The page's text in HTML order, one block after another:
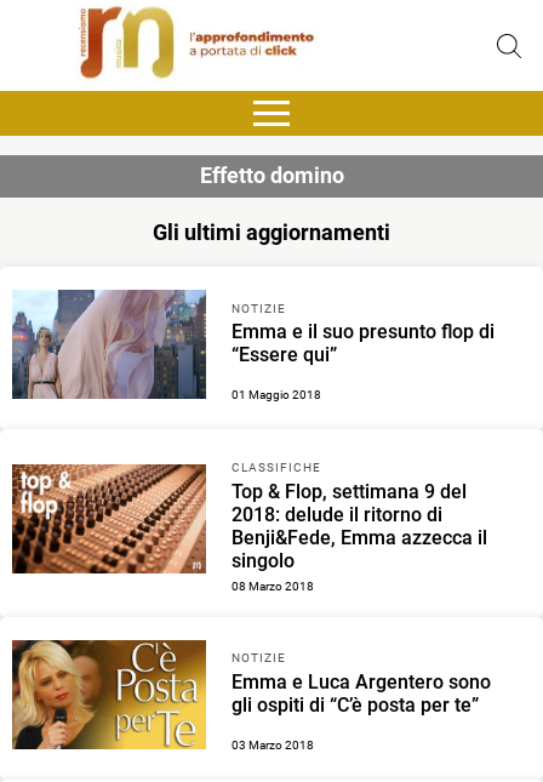
Effetto domino
Gli ultimi aggiornamenti
NOTIZIE
Emma e il suo presunto flop di
“Essere qui”
01 Maggio 2018
CLASSIFICHE
Top & Flop, settimana 9 del
2018: delude il ritorno di
Benji&Fede, Emma azzecca il
singolo
08 Marzo 2018
NOTIZIE
Emma e Luca Argentero sono
gli ospiti di “C’è posta per te”
03 Marzo 2018